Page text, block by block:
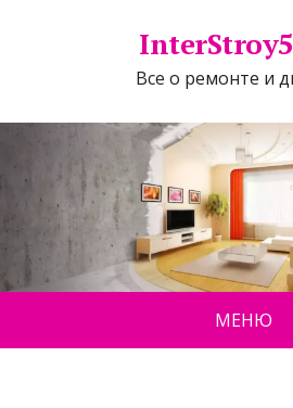
Все о ремонте и
МЕНЮ